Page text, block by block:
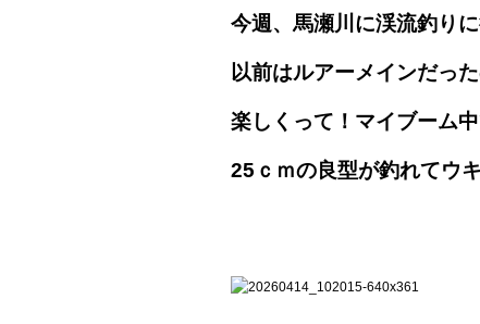
今週、馬瀬川に渓流釣り
以前はルアーメインだっ
楽しくって！マイブーム中
25ｃｍの良型が釣れてウ